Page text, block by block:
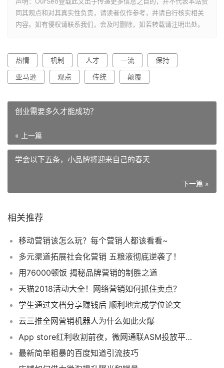
同其观点和对其真实性负责，请读者仅作参考，并请自行核实相关
内容。如有侵权请联系我们，会及时删除，如若转载请注明出处。
热情 机制 人才 一流
保持
亚马逊
观点 传统 颠覆
创业需要多久才能成功？
« 上一篇
学会以下五条，小品牌将迎来自己的春天
下一篇 »
相关推荐
移动营销该怎么玩？每个营销人都该看看~
多元渠道拓展社会化营销 五粮液彻底逆袭了！
用76000顿饭 揭秘品牌营销的制胜之道
天猫2018活动大全！网络营销如何抓住卖点？
学生通过文档分享赚钱后 顺利地完成学位论文
云三推全网营销机器人为什么如此火爆
App store红利收割前夜，微网通联ASM投放平台上线
最新简单粗暴的百度知道引流技巧